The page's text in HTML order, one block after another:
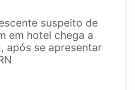
suspeito de
em hotel chega a
após se apresentar